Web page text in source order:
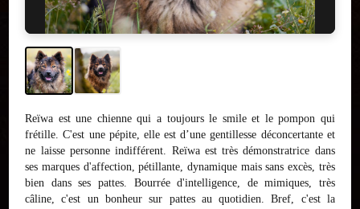
Reïwa est une chienne qui a toujours le smile et le pompon qui
frétille. C'est une pépite, elle est d’une gentillesse déconcertante et
ne laisse personne indifférent. Reïwa est très démonstratrice dans
ses marques d'affection, pétillante, dynamique mais sans excès, très
bien dans ses pattes. Bourrée d'intelligence, de mimiques, très
câline, c'est un bonheur sur pattes au quotidien. Bref, c'est la